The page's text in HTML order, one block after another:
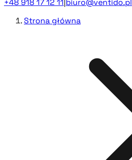
+48 918 17 12 11 biuro@ventido.pl
Strona główna